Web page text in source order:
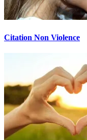
Citation Non Violence